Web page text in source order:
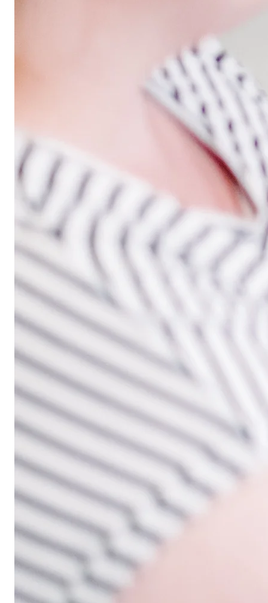
TalentCare
Wil jij
onderdeel
worden van
ons team?
Ontdek hoe onze Sociale Care bijdraagt aan
jouw werkgeluk en persoonlijke groei. Neem
direct contact op voor een kennismaking en
ervaar zelf de sfeer bij TalentCare.